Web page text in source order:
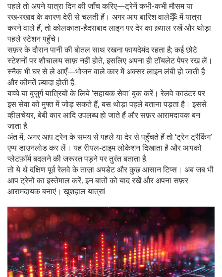
पहले तो अपने यात्रा दिन की जाँच करिए—ट्रेनें कभी-कभी मौसम या
रख‑रखाव के कारण देरी से चलती हैं। अगर आप बारिश वाले季 में यात्रा
करने वाले हैं, तो कोलकाता‑हैदराबाद लाइन पर देर का ख़्याल रखें और थोड़ा
पहले स्टेशन पहुँचे।
सफ़र के दौरान पानी की बोतल साथ रखना फायदेमंद रहता है; कई छोटे
स्टेशनों पर शौचालय साफ़ नहीं होते, इसलिए अपना ही टॉयलेट पेपर रख लें।
स्नैक भी घर से ले आएँ—भोजन वाले कार में अक्सर लाइन लंबी हो जाती है
और कीमतें ज़्यादा होती हैं.
बच्चे या बुज़ुर्ग यात्रियों के लिये ‘सहायक सेवा’ बुक करें। रेलवे काउंटर पर
इस सेवा को मुफ्त में जोड़ सकते हैं, बस थोड़ा पहले बताना पड़ता है। इससे
व्हीलचेयर, बेबी कार आदि उपलब्ध हो जाते हैं और सफ़र आरामदायक बन
जाता है.
अंत में, अगर आप ट्रेन के समय से पहले या देर से पहुँचते हैं तो ‘ट्रेन ट्रैकिंग’
एप्प डाउनलोड कर लें। यह रीयल‑टाइम लोकेशन दिखाता है और आपको
प्लेटफ़ॉर्म बदलने की जरूरत पड़ने पर तुरंत बताता है.
तो ये थे दक्षिण पूर्व रेलवे के ताज़ा अपडेट और कुछ आसान टिप्स। अब जब भी
आप ट्रेनों का इस्तेमाल करें, इन बातों को याद रखें और अपना सफ़र
आरामदायक बनाएं। खुशहाल यात्रा!